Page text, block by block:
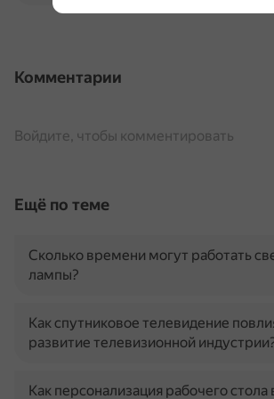
Комментарии
Войдите, чтобы комментировать
Ещё по теме
Сколько времени могут работать
лампы?
Как спутниковое телевидение
развитие телевизионной
Как персонализация рабочего стола